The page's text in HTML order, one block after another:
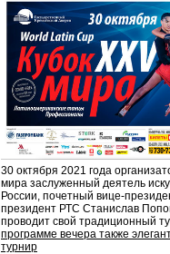
30 октября 2021 года
мира заслуженный деятель
России, почетный вице-
президент РТС Станислав
проводит свой традиционный
программе вечера также
турнир